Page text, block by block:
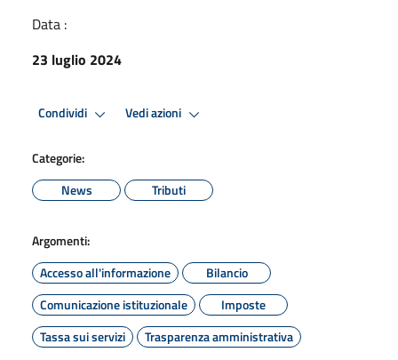
Data :
23 luglio 2024
Condividi Vedi azioni
Categorie:
News
Tributi
Argomenti:
Accesso all'informazione
Bilancio
Comunicazione istituzionale
Imposte
Tassa sui servizi
Trasparenza amministrativa